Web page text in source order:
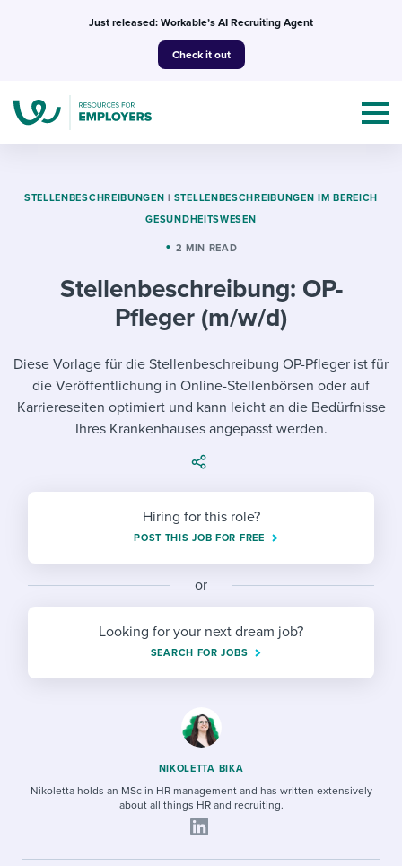
Just released: Workable’s AI Recruiting Agent
Check it out
Topics
Mobilizing AI in my work
Evaluating candidates
Working together with others
Maintaining hiring pipelines
Developing & retaining people
Ensuring compliance
Finding and attracting people
Establishing an employer brand
Candidate/employee experiences
Templates & Guides
Job description templates
Policy templates
Onboarding checklists
Step-by-step tutorials
Free ebooks & reports
HR terms
I’m a jobseeker
I WANT TO LEARN ABOUT...
Pay & benefits
Career development
Modern working life
Overall career resources
Attend webinars & events
Workable customer stories
Explore Workable
Request a demo
Start a free trial
STELLENBESCHREIBUNGEN | STELLENBESCHREIBUNGEN IM BEREICH
GESUNDHEITSWESEN
2 MIN READ
Stellenbeschreibung: OP-
Pfleger (m/w/d)
Diese Vorlage für die Stellenbeschreibung OP-Pfleger ist für
die Veröffentlichung in Online-Stellenbörsen oder auf
Karriereseiten optimiert und kann leicht an die Bedürfnisse
Ihres Krankenhauses angepasst werden.
Hiring for this role?
POST THIS JOB FOR FREE
or
Looking for your next dream job?
SEARCH FOR JOBS
NIKOLETTA BIKA
Nikoletta holds an MSc in HR management and has written extensively
about all things HR and recruiting.